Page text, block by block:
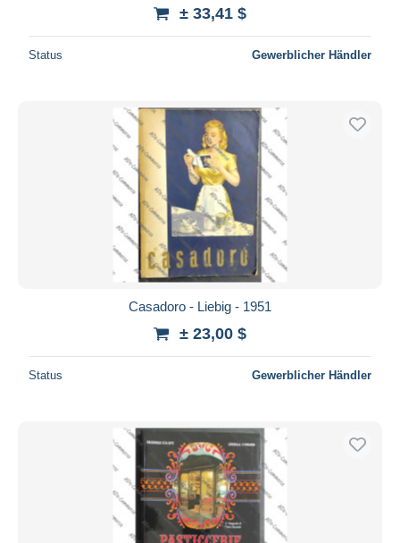
± 33,41 $
Status Gewerblicher Händler
Casadoro - Liebig - 1951
± 23,00 $
Status Gewerblicher Händler